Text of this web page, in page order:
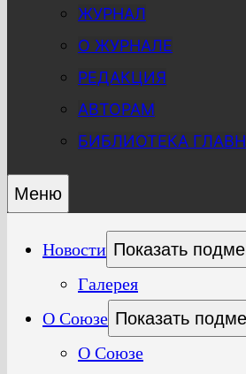
ЖУРНАЛ
О ЖУРНАЛЕ
РЕДАКЦИЯ
АВТОРАМ
БИБЛИОТЕКА
Меню
Новости Показать
Галерея
О Союзе Показать
О Союзе